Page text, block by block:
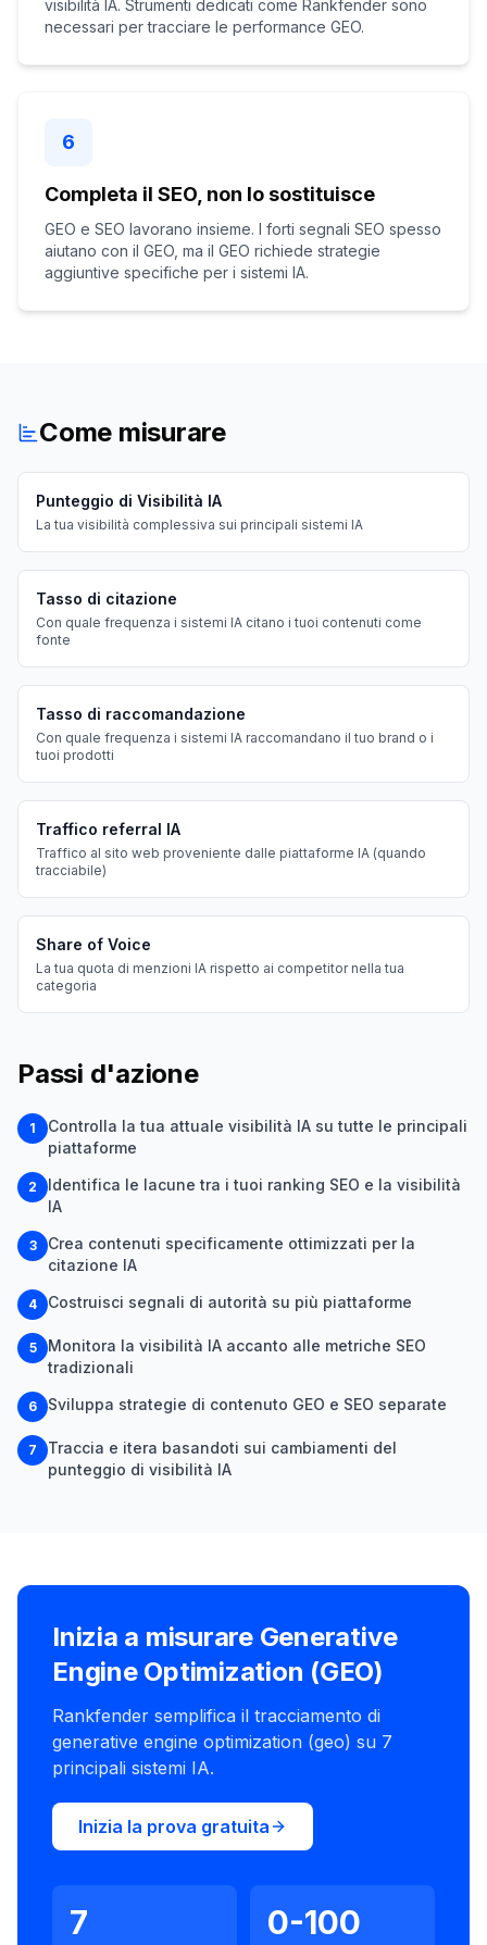
visibilità IA. Strumenti dedicati come Rankfender sono
necessari per tracciare le performance GEO.
6
Completa il SEO, non lo sostituisce
GEO e SEO lavorano insieme. I forti segnali SEO spesso
aiutano con il GEO, ma il GEO richiede strategie
aggiuntive specifiche per i sistemi IA.
Come misurare
Punteggio di Visibilità IA
La tua visibilità complessiva sui principali sistemi IA
Tasso di citazione
Con quale frequenza i sistemi IA citano i tuoi contenuti come
fonte
Tasso di raccomandazione
Con quale frequenza i sistemi IA raccomandano il tuo brand o i
tuoi prodotti
Traffico referral IA
Traffico al sito web proveniente dalle piattaforme IA (quando
tracciabile)
Share of Voice
La tua quota di menzioni IA rispetto ai competitor nella tua
categoria
Passi d'azione
1
Controlla la tua attuale visibilità IA su tutte le principali
piattaforme
2
Identifica le lacune tra i tuoi ranking SEO e la visibilità
IA
3
Crea contenuti specificamente ottimizzati per la
citazione IA
4 Costruisci segnali di autorità su più piattaforme
5
Monitora la visibilità IA accanto alle metriche SEO
tradizionali
6 Sviluppa strategie di contenuto GEO e SEO separate
7
Traccia e itera basandoti sui cambiamenti del
punteggio di visibilità IA
Inizia a misurare Generative
Engine Optimization (GEO)
Rankfender semplifica il tracciamento di
generative engine optimization (geo) su 7
principali sistemi IA.
Inizia la prova gratuita
7 0-100